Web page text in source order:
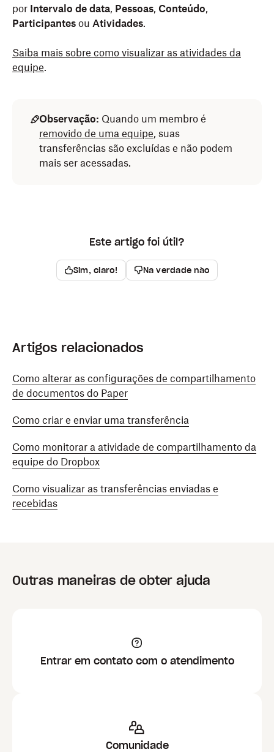
por Intervalo de data, Pessoas, Conteúdo,
Participantes ou Atividades.
Saiba mais sobre como visualizar as atividades da
equipe.
Observação: Quando um membro é
removido de uma equipe, suas
transferências são excluídas e não podem
mais ser acessadas.
Este artigo foi útil?
Sim, claro! Na verdade não
Artigos relacionados
Como alterar as configurações de compartilhamento
de documentos do Paper
Como criar e enviar uma transferência
Como monitorar a atividade de compartilhamento da
equipe do Dropbox
Como visualizar as transferências enviadas e
recebidas
Outras maneiras de obter ajuda
Entrar em contato com o atendimento
Comunidade